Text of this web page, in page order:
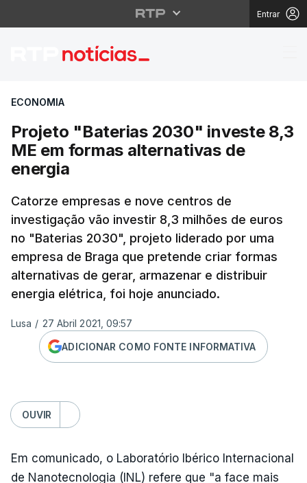
Entrar
Projeto "Baterias
ECONOMIA
Projeto "Baterias 2030" investe 8,3
ME em formas alternativas de
energia
Catorze empresas e nove centros de
investigação vão investir 8,3 milhões de euros
no "Baterias 2030", projeto liderado por uma
empresa de Braga que pretende criar formas
alternativas de gerar, armazenar e distribuir
energia elétrica, foi hoje anunciado.
Lusa / 27 Abril 2021, 09:57
ADICIONAR COMO FONTE INFORMATIVA
OUVIR
Em comunicado, o Laboratório Ibérico Internacional
de Nanotecnologia (INL) refere que "a face mais